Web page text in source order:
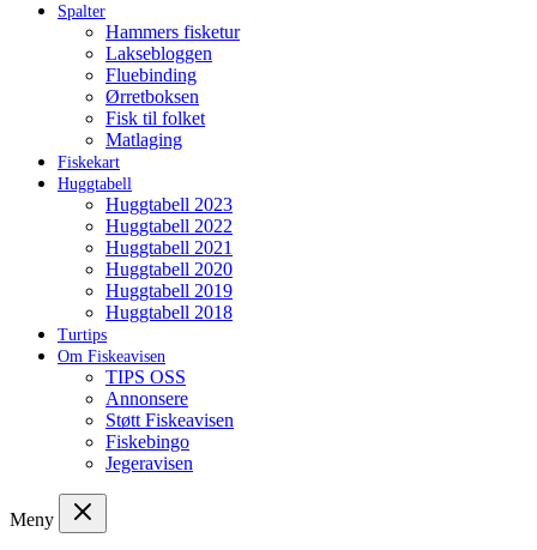
Spalter
Hammers fisketur
Laksebloggen
Fluebinding
Ørretboksen
Fisk til folket
Matlaging
Fiskekart
Huggtabell
Huggtabell 2023
Huggtabell 2022
Huggtabell 2021
Huggtabell 2020
Huggtabell 2019
Huggtabell 2018
Turtips
Om Fiskeavisen
TIPS OSS
Annonsere
Støtt Fiskeavisen
Fiskebingo
Jegeravisen
Meny